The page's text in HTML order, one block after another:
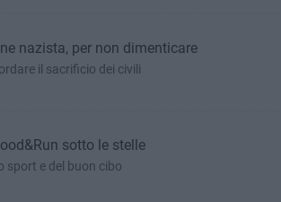
nazista, per non dimenticare
il sacrificio dei civili
sotto le stelle
sport e del buon cibo